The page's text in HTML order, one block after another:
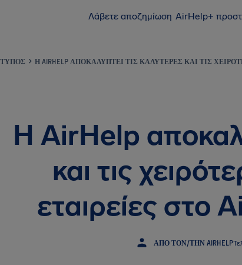
Λάβετε αποζημίωση AirHelp+
ΤΎΠΟΣ Η AIRHELP ΑΠΟΚΑΛΎΠΤΕΙ ΤΙΣ ΚΑΛΎΤΕΡΕΣ ΚΑΙ ΤΙΣ
Η AirHelp
και τις
εταιρείες στο
ΑΠΌ ΤΟΝ/ΤΗΝ AIRHELP